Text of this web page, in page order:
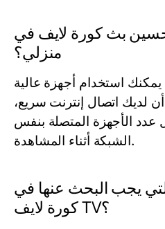
بث كورة لايف في
منزلي؟
استخدام أجهزة عالية
لديك اتصال إنترنت سريع،
عدد الأجهزة المتصلة بنفس
الشبكة أثناء المشاهدة.
يجب البحث عنها في
كورة لايف TV؟